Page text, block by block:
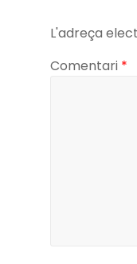
A
p
L'adreça
Comentari *